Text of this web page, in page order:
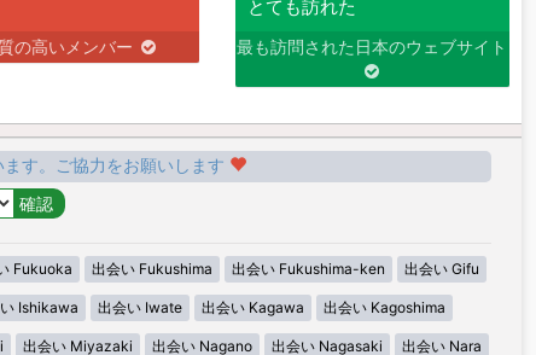
の高いメンバー
とても訪れた
最も訪問された日本のウェブサイト
す。ご協力をお願いします
Fukuoka 出会い Fukushima 出会い Fukushima-ken 出会い Gifu
Ishikawa 出会い Iwate 出会い Kagawa 出会い Kagoshima
出会い Miyazaki 出会い Nagano 出会い Nagasaki 出会い Nara